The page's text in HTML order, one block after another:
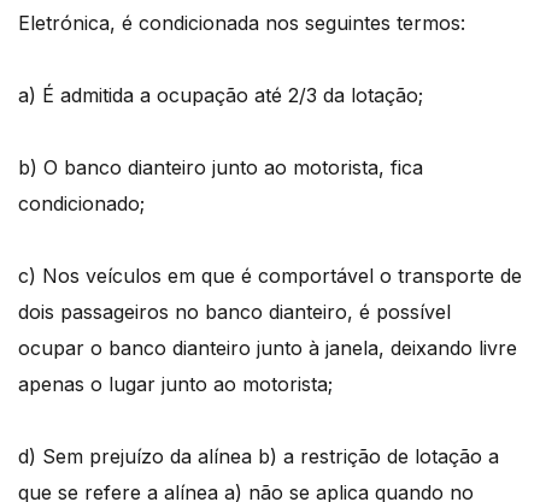
Eletrónica, é condicionada nos seguintes termos:
a) É admitida a ocupação até 2/3 da lotação;
b) O banco dianteiro junto ao motorista, fica
condicionado;
c) Nos veículos em que é comportável o transporte de
dois passageiros no banco dianteiro, é possível
ocupar o banco dianteiro junto à janela, deixando livre
apenas o lugar junto ao motorista;
d) Sem prejuízo da alínea b) a restrição de lotação a
que se refere a alínea a) não se aplica quando no